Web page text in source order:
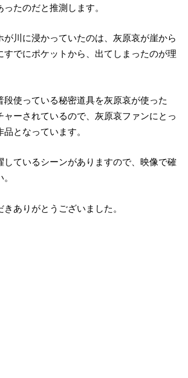
たのだと推測します。
が川に浸かっていたのは、灰原哀が崖から
すでにポケットから、出てしまったのが理
段使っている秘密道具を灰原哀が使った
ャーされているので、灰原哀ファンにとっ
となっています。
しているシーンがありますので、映像で確
ありがとうございました。